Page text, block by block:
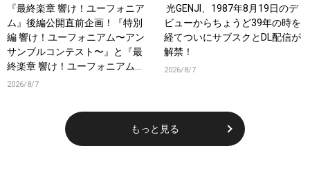
『最終楽章 響け！ユーフォニア
ム』後編公開直前企画！『特別
編 響け！ユーフォニアム〜アン
サンブルコンテスト〜』と『最
終楽章 響け！ユーフォニアム』
前編の一挙上映が決定！
2026/8/7
光GENJI、1987年8月19日のデ
ビューからちょうど39年の時を
経てついにサブスクとDL配信が
解禁！
2026/8/7
もっと見る